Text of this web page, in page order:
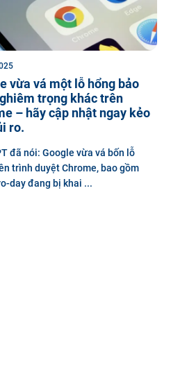
vừa vá một lỗ hổng bảo
trọng khác trên
– hãy cập nhật ngay kẻo
ro.
đã nói: Google vừa vá bốn lỗ
trình duyệt Chrome, bao gồm
day đang bị khai ...